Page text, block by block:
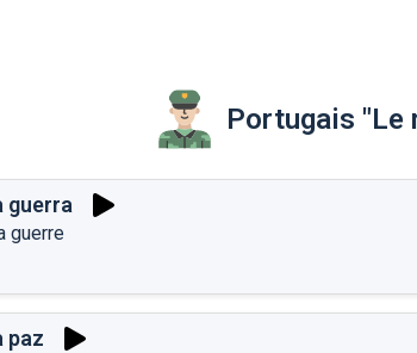
Portugais "Le
guerra
guerre
paz